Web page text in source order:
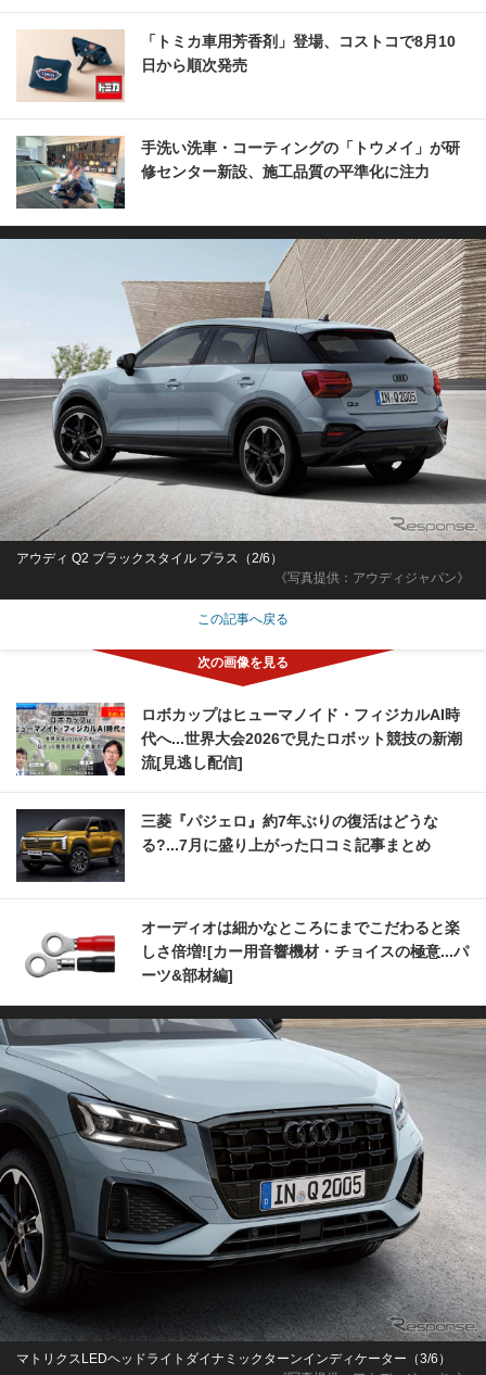
「トミカ車用芳香剤」登場、コストコで8月10
日から順次発売
手洗い洗車・コーティングの「トウメイ」が研
修センター新設、施工品質の平準化に注力
《写真提供：アウディジャパン》
アウディ Q2 ブラックスタイル プラス（2/6）
この記事へ戻る
ロボカップはヒューマノイド・フィジカルAI時
代へ...世界大会2026で見たロボット競技の新潮
流[見逃し配信]
三菱『パジェロ』約7年ぶりの復活はどうな
る?...7月に盛り上がった口コミ記事まとめ
オーディオは細かなところにまでこだわると楽
しさ倍増![カー用音響機材・チョイスの極意...パ
ーツ&部材編]
マトリクスLEDヘッドライトダイナミックターンインディケーター（3/6）